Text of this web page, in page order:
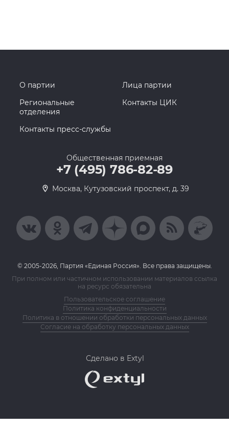
О партии
Лица партии
Региональные
отделения
Контакты ЦИК
Контакты пресс-службы
Общественная приемная
+7 (495) 786-82-89
Москва, Кутузовский проспект, д. 39
© 2005-2026, Партия «Единая Россия». Все права защищены.
При полном или частичном использовании материалов ссылка
на ресурс обязательна
Пользовательское соглашение
Политика конфиденциальности
Политика в отношении обработки персональных данных
Согласие на обработку персональных данных
Сделано в Extyl